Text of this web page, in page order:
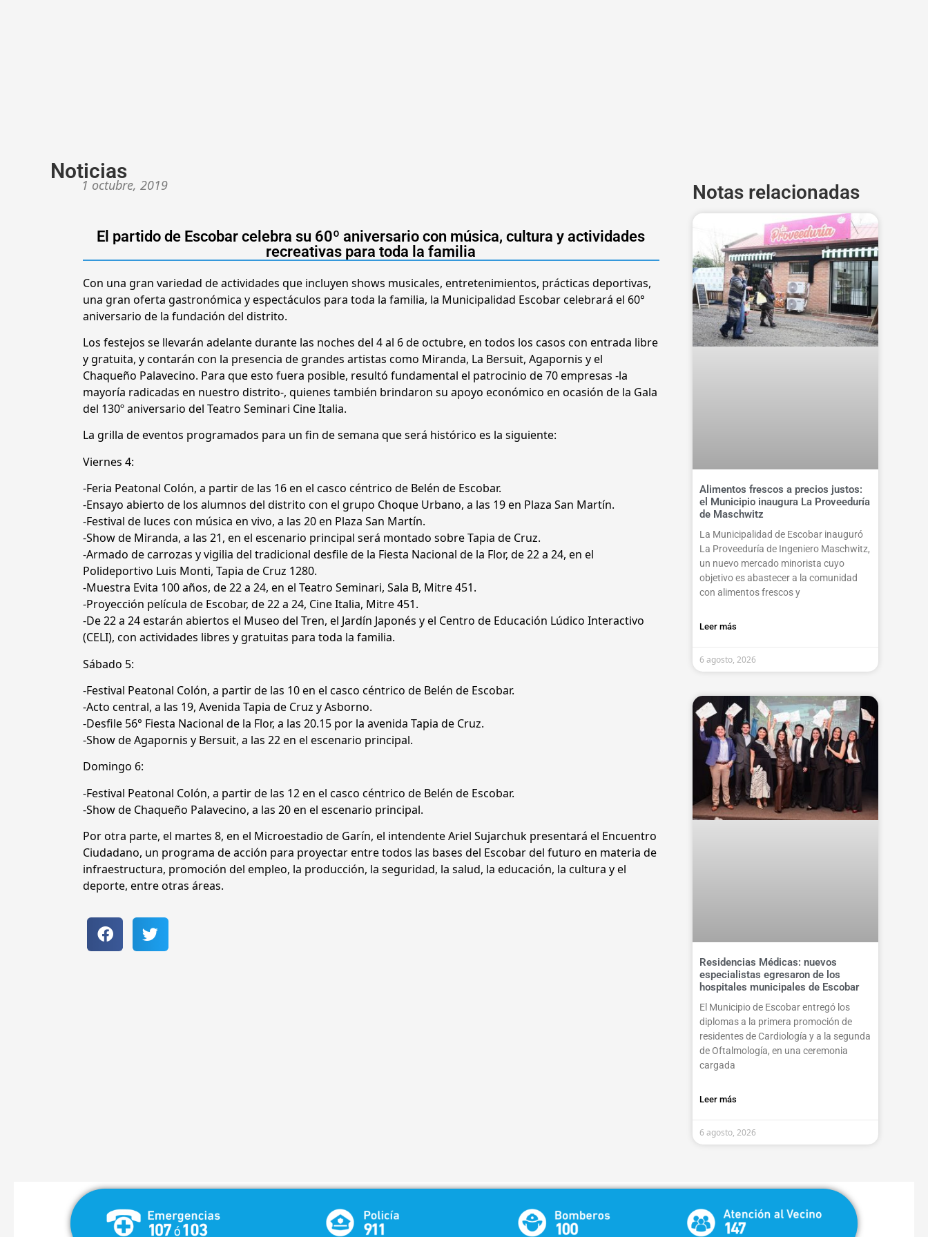
Noticias
1 octubre, 2019
El partido de Escobar celebra su 60º aniversario con música, cultura y actividades
recreativas para toda la familia
Con una gran variedad de actividades que incluyen shows musicales, entretenimientos, prácticas deportivas,
una gran oferta gastronómica y espectáculos para toda la familia, la Municipalidad Escobar celebrará el 60°
aniversario de la fundación del distrito.
Los festejos se llevarán adelante durante las noches del 4 al 6 de octubre, en todos los casos con entrada libre
y gratuita, y contarán con la presencia de grandes artistas como Miranda, La Bersuit, Agapornis y el
Chaqueño Palavecino. Para que esto fuera posible, resultó fundamental el patrocinio de 70 empresas -la
mayoría radicadas en nuestro distrito-, quienes también brindaron su apoyo económico en ocasión de la Gala
del 130º aniversario del Teatro Seminari Cine Italia.
La grilla de eventos programados para un fin de semana que será histórico es la siguiente:
Viernes 4:
-Feria Peatonal Colón, a partir de las 16 en el casco céntrico de Belén de Escobar.
-Ensayo abierto de los alumnos del distrito con el grupo Choque Urbano, a las 19 en Plaza San Martín.
-Festival de luces con música en vivo, a las 20 en Plaza San Martín.
-Show de Miranda, a las 21, en el escenario principal será montado sobre Tapia de Cruz.
-Armado de carrozas y vigilia del tradicional desfile de la Fiesta Nacional de la Flor, de 22 a 24, en el
Polideportivo Luis Monti, Tapia de Cruz 1280.
-Muestra Evita 100 años, de 22 a 24, en el Teatro Seminari, Sala B, Mitre 451.
-Proyección película de Escobar, de 22 a 24, Cine Italia, Mitre 451.
-De 22 a 24 estarán abiertos el Museo del Tren, el Jardín Japonés y el Centro de Educación Lúdico Interactivo
(CELI), con actividades libres y gratuitas para toda la familia.
Sábado 5:
-Festival Peatonal Colón, a partir de las 10 en el casco céntrico de Belén de Escobar.
-Acto central, a las 19, Avenida Tapia de Cruz y Asborno.
-Desfile 56° Fiesta Nacional de la Flor, a las 20.15 por la avenida Tapia de Cruz.
-Show de Agapornis y Bersuit, a las 22 en el escenario principal.
Domingo 6:
-Festival Peatonal Colón, a partir de las 12 en el casco céntrico de Belén de Escobar.
-Show de Chaqueño Palavecino, a las 20 en el escenario principal.
Por otra parte, el martes 8, en el Microestadio de Garín, el intendente Ariel Sujarchuk presentará el Encuentro
Ciudadano, un programa de acción para proyectar entre todos las bases del Escobar del futuro en materia de
infraestructura, promoción del empleo, la producción, la seguridad, la salud, la educación, la cultura y el
deporte, entre otras áreas.
Notas relacionadas
Alimentos frescos a precios justos:
el Municipio inaugura La Proveeduría
de Maschwitz
La Municipalidad de Escobar inauguró
La Proveeduría de Ingeniero Maschwitz,
un nuevo mercado minorista cuyo
objetivo es abastecer a la comunidad
con alimentos frescos y
Leer más
6 agosto, 2026
Residencias Médicas: nuevos
especialistas egresaron de los
hospitales municipales de Escobar
El Municipio de Escobar entregó los
diplomas a la primera promoción de
residentes de Cardiología y a la segunda
de Oftalmología, en una ceremonia
cargada
Leer más
6 agosto, 2026